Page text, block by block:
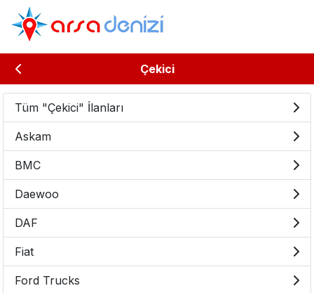
Çekici
Tüm "Çekici" İlanları
Askam
BMC
Daewoo
DAF
Fiat
Ford Trucks